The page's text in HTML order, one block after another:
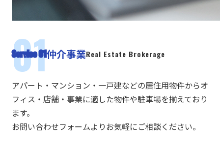
Service 01仲介事業Real Estate Brokerage
アパート・マンション・一戸建などの居住用物件からオ
フィス・店舗・事業に適した物件や駐車場を揃えており
ます。
お問い合わせフォームよりお気軽にご相談ください。